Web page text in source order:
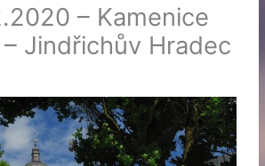
– Kamenice
Jindřichův Hradec